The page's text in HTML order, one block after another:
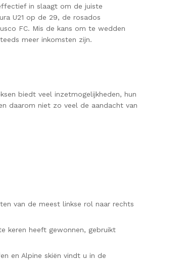
in slaagt om de juiste
U21 op de 29, de rosados
FC. Mis de kans om te wedden
meer inkomsten zijn.
biedt veel inzetmogelijkheden, hun
daarom niet zo veel de aandacht van
van de meest linkse rol naar rechts
keren heeft gewonnen, gebruikt
en Alpine skiën vindt u in de